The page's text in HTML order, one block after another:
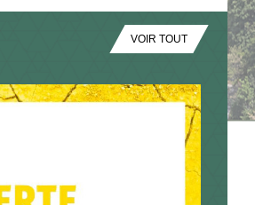
VOIR TOUT